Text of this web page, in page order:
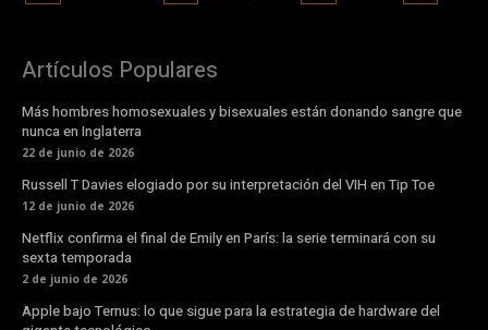
Artículos Populares
Más hombres homosexuales y bisexuales están donando sangre que
nunca en Inglaterra
22 de junio de 2026
Russell T Davies elogiado por su interpretación del VIH en Tip Toe
12 de junio de 2026
Netflix confirma el final de Emily en París: la serie terminará con su
sexta temporada
2 de junio de 2026
Apple bajo Ternus: lo que sigue para la estrategia de hardware del